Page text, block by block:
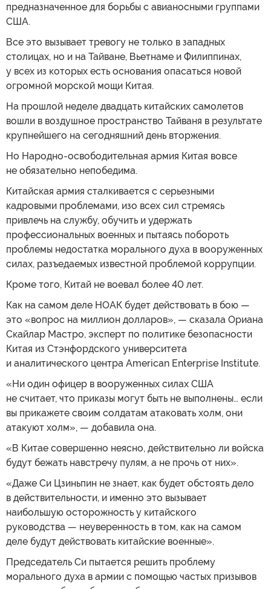
предназначенное для борьбы с авианосными группами
США.
Все это вызывает тревогу не только в западных
столицах, но и на Тайване, Вьетнаме и Филиппинах,
у всех из которых есть основания опасаться новой
огромной морской мощи Китая.
На прошлой неделе двадцать китайских самолетов
вошли в воздушное пространство Тайваня в результате
крупнейшего на сегодняшний день вторжения.
Но Народно-освободительная армия Китая вовсе
не обязательно непобедима.
Китайская армия сталкивается с серьезными
кадровыми проблемами, изо всех сил стремясь
привлечь на службу, обучить и удержать
профессиональных военных и пытаясь побороть
проблемы недостатка морального духа в вооруженных
силах, разъедаемых известной проблемой коррупции.
Кроме того, Китай не воевал более 40 лет.
Как на самом деле НОАК будет действовать в бою —
это «вопрос на миллион долларов», — сказала Ориана
Скайлар Мастро, эксперт по политике безопасности
Китая из Стэнфордского университета
и аналитического центра American Enterprise Institute.
«Ни один офицер в вооруженных силах США
не считает, что приказы могут быть не выполнены… если
вы прикажете своим солдатам атаковать холм, они
атакуют холм», — добавила она.
«В Китае совершенно неясно, действительно ли войска
будут бежать навстречу пулям, а не прочь от них».
«Даже Си Цзиньпин не знает, как будет обстоять дело
в действительности, и именно это вызывает
наибольшую осторожность у китайского
руководства — неуверенность в том, как на самом
деле будут действовать китайские военные».
Председатель Си пытается решить проблему
морального духа в армии с помощью частых призывов